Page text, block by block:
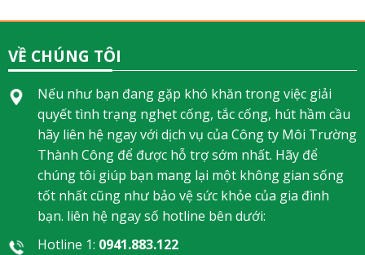
VỀ CHÚNG TÔI
Nếu như bạn đang gặp khó khăn trong việc giải
quyết tình trạng nghẹt cống, tắc cống, hút hầm cầu
hãy liên hệ ngay với dịch vụ của Công ty Môi Trường
Thành Công để được hỗ trợ sớm nhất. Hãy để
chúng tôi giúp bạn mang lại một không gian sống
tốt nhất cũng như bảo vệ sức khỏe của gia đình
bạn. liên hệ ngay số hotline bên dưới:
Hotline 1: 0941.883.122